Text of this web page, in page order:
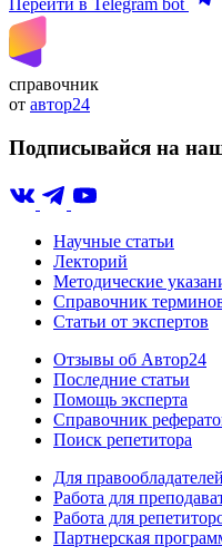
Перейти в Telegram bot
справочник
от автор24
Подписывайся на
Научные статьи
Лекторий
Методические
Справочник
Статьи от экспертов
Отзывы об Автор24
Последние статьи
Помощь эксперта
Справочник
Поиск репетитора
Для правообладателей
Работа для
Работа для
Партнерская